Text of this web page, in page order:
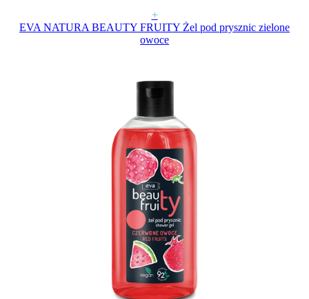
+
EVA NATURA BEAUTY FRUITY Żel pod prysznic zielone
owoce